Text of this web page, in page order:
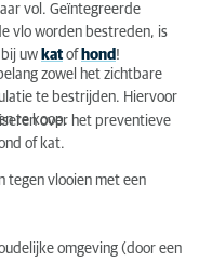
vol. Geïntegreerde
vlo worden bestreden, is
uw kat of hond !
zowel het zichtbare
te bestrijden. Hiervoor
te koop.over het preventieve
of kat.
tegen vlooien met een
omgeving (door een